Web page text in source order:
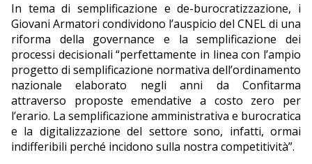
In tema di semplificazione e de-burocratizzazione, i
Giovani Armatori condividono l’auspicio del CNEL di una
riforma della governance e la semplificazione dei
processi decisionali “perfettamente in linea con l’ampio
progetto di semplificazione normativa dell’ordinamento
nazionale elaborato negli anni da Confitarma
attraverso proposte emendative a costo zero per
l’erario. La semplificazione amministrativa e burocratica
e la digitalizzazione del settore sono, infatti, ormai
indifferibili perché incidono sulla nostra competitività”.